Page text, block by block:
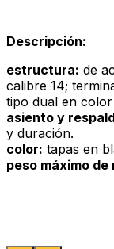
Descripción:
estructura: de
calibre 14;
tipo dual en
asiento y
y duración.
color: tapas en
peso máximo